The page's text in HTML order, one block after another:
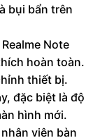
bụi bẩn trên
Note
hoàn toàn.
thiết bị.
đặc biệt là độ
hình mới.
viên bàn